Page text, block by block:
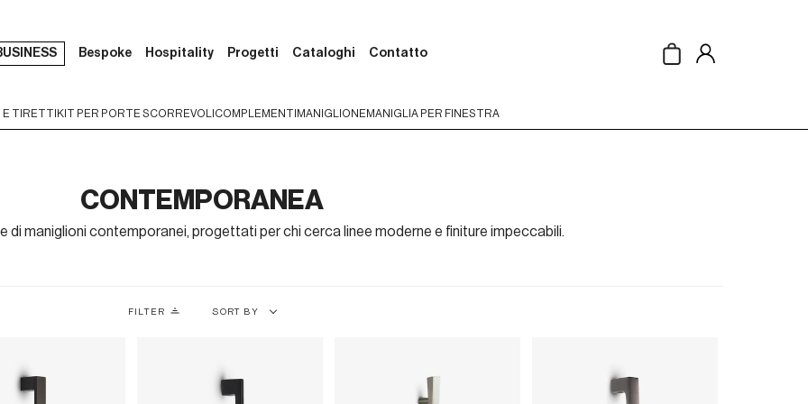
Bespoke Hospitality Progetti Cataloghi Contatto
Translation
E TIRETTI KIT PER PORTE SCORREVOLI COMPLEMENTI MANIGLIONE MANIGLIA PER FINESTRA
CONTEMPORANEA
di maniglioni contemporanei, progettati per chi cerca linee moderne e finiture impeccabili.
FILTER
Sort
SORT BY